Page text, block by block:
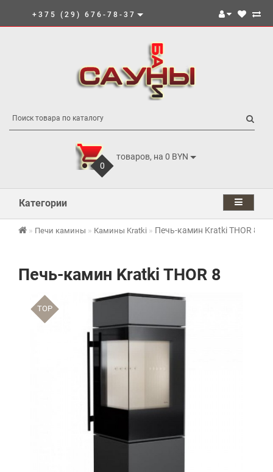
+375 (29) 676-78-37
0
товаров, на 0 BYN
Категории
Печи камины Камины Kratki Печь-камин Kratki THOR 8
Печь-камин Kratki THOR 8
TOP